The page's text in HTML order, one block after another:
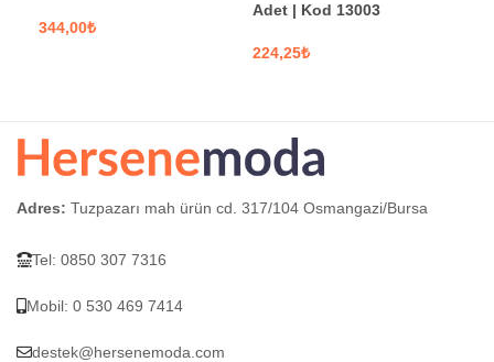
₺
Adet | Kod 13003
₺
Adres: Tuzpazarı mah ürün cd. 317/104 Osmangazi/Bursa
Tel: 0850 307 7316
Mobil: 0 530 469 7414
destek@hersenemoda.com